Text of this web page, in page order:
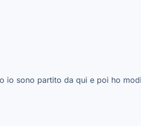
io sono partito da qui e poi ho